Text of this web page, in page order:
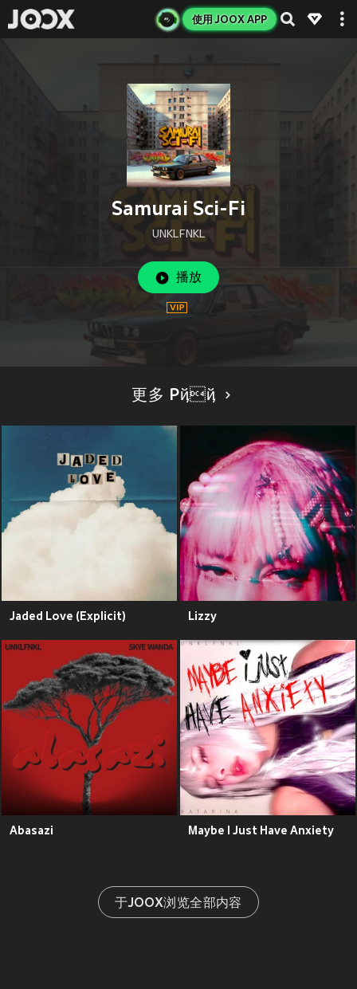
使用 JOOX APP
Samurai Sci-Fi
UNKLFNKL
播放
更多 Pҋҋ
Jaded Love (Explicit) Lizzy
Abasazi Maybe I Just Have Anxiety
于JOOX浏览全部内容